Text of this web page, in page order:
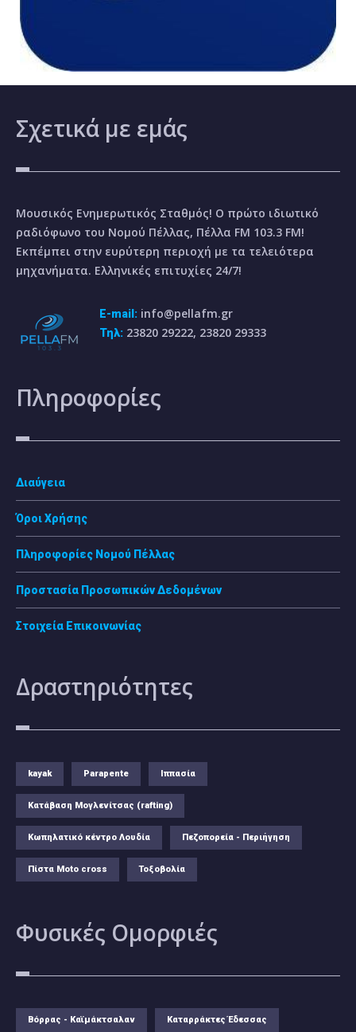
Σχετικά με εμάς
Μουσικός Ενημερωτικός Σταθμός! Ο πρώτο ιδιωτικό
ραδιόφωνο του Νομού Πέλλας, Πέλλα FM 103.3 FM!
Εκπέμπει στην ευρύτερη περιοχή με τα τελειότερα
μηχανήματα. Ελληνικές επιτυχίες 24/7!
E-mail: info@pellafm.gr
Τηλ: 23820 29222, 23820 29333
Πληροφορίες
Διαύγεια
Όροι Χρήσης
Πληροφορίες Νομού Πέλλας
Προστασία Προσωπικών Δεδομένων
Στοιχεία Επικοινωνίας
Δραστηριότητες
kayak Parapente Ιππασία
Κατάβαση Μογλενίτσας (rafting)
Κωπηλατικό κέντρο Λουδία Πεζοπορεία - Περιήγηση
Πίστα Moto cross Τοξοβολία
Φυσικές Ομορφιές
Βόρρας - Καϊμάκτσαλαν Καταρράκτες Έδεσσας